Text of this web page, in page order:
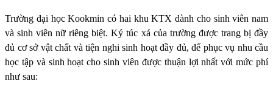
Trường đại học Kookmin có hai khu KTX dành cho sinh viên nam
và sinh viên nữ riêng biệt. Ký túc xá của trường được trang bị đầy
đủ cơ sở vật chất và tiện nghi sinh hoạt đầy đủ, để phục vụ nhu cầu
học tập và sinh hoạt cho sinh viên được thuận lợi nhất với mức phí
như sau: